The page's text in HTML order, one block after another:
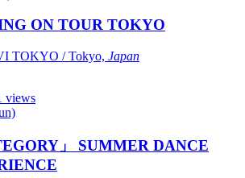
ON TOUR TOKYO
TOKYO / Tokyo, Japan
views
」 SUMMER DANCE